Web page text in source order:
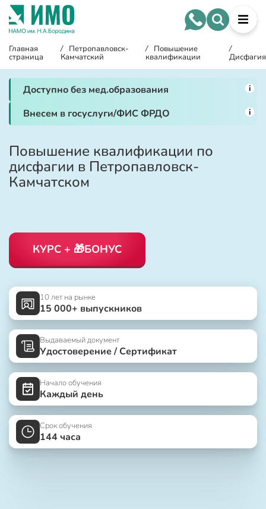
Главная
страница
/ Петропавловск-
Камчатский
/ Повышение
квалификации
/
Дисфагия
Доступно без мед.образования i
Внесем в госуслуги/ФИС ФРДО i
Повышение квалификации по
дисфагии в Петропавловск-
Камчатском
КУРС + 🎁БОНУС
10 лет на рынке
15 000+ выпускников
Выдаваемый документ
Удостоверение / Сертификат
Начало обучения
Каждый день
Срок обучения
144 часа